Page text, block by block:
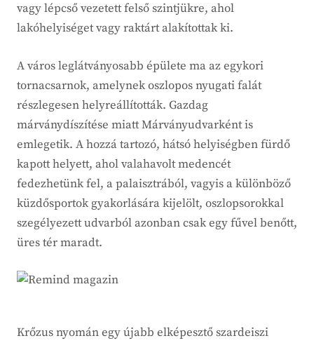
vagy lépcső vezetett felső szintjükre, ahol
lakóhelyiséget vagy raktárt alakítottak ki.
A város leglátványosabb épülete ma az egykori
tornacsarnok, amelynek oszlopos nyugati falát
részlegesen helyreállították. Gazdag
márványdíszítése miatt Márványudvarként is
emlegetik. A hozzá tartozó, hátsó helyiségben fürdő
kapott helyett, ahol valahavolt medencét
fedezhetünk fel, a palaisztrából, vagyis a különböző
küzdősportok gyakorlására kijelölt, oszlopsorokkal
szegélyezett udvarból azonban csak egy fűvel benőtt,
üres tér maradt.
Krőzus nyomán egy újabb elképesztő szardeiszi